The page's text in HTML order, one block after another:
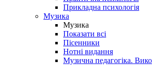
Прикладна психологія
Музика
Музика
Показати всі
Пісенники
Нотні видання
Музична педагогіка.